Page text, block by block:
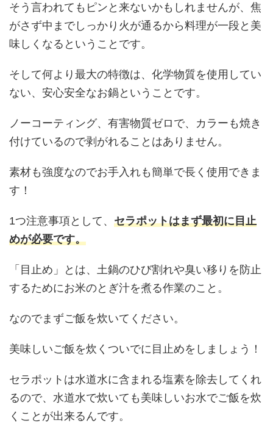
そう言われてもピンと来ないかもしれませんが、焦
がさず中までしっかり火が通るから料理が一段と美
味しくなるということです。
そして何より最大の特徴は、化学物質を使用してい
ない、安心安全なお鍋ということです。
ノーコーティング、有害物質ゼロで、カラーも焼き
付けているので剥がれることはありません。
素材も強度なのでお手入れも簡単で長く使用できま
す！
1つ注意事項として、 セラポットはまず最初に目止
めが必要です。
「目止め」とは、土鍋のひび割れや臭い移りを防止
するためにお米のとぎ汁を煮る作業のこと。
なのでまずご飯を炊いてください。
美味しいご飯を炊くついでに目止めをしましょう！
セラポットは水道水に含まれる塩素を除去してくれ
るので、水道水で炊いても美味しいお水でご飯を炊
くことが出来るんです。